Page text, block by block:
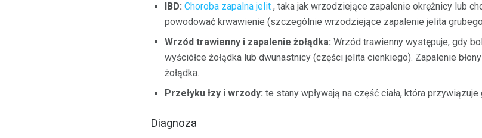
IBD: Choroba zapalna jelit , taka jak wrzodziejące zapalenie okrężnicy lub
powodować krwawienie (szczególnie wrzodziejące zapalenie jelita
Wrzód trawienny i zapalenie żołądka: Wrzód trawienny występuje, gdy
wyściółce żołądka lub dwunastnicy (części jelita cienkiego). Zapalenie
żołądka.
Przełyku łzy i wrzody: te stany wpływają na część ciała, która przywiązuje
Diagnoza